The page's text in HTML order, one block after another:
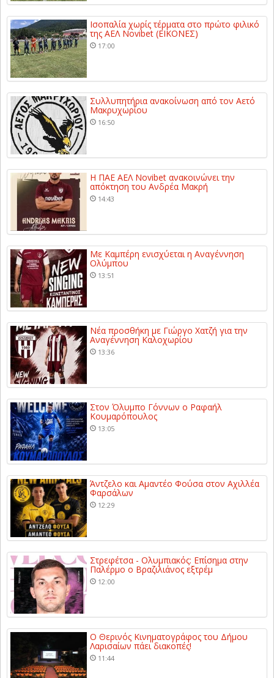
Ισοπαλία χωρίς τέρματα στο πρώτο φιλικό
της ΑΕΛ Novibet (ΕΙΚΟΝΕΣ)
17:00
Συλλυπητήρια ανακοίνωση από τον Αετό
Μακρυχωρίου
16:50
Η ΠΑΕ ΑΕΛ Novibet ανακοινώνει την
απόκτηση του Ανδρέα Μακρή
14:43
Με Καμπέρη ενισχύεται η Αναγέννηση
Ολύμπου
13:51
Νέα προσθήκη με Γιώργο Χατζή για την
Αναγέννηση Καλοχωρίου
13:36
Στον Όλυμπο Γόννων ο Ραφαήλ
Κουμαρόπουλος
13:05
Άντζελο και Αμαντέο Φούσα στον Αχιλλέα
Φαρσάλων
12:29
Στρεφέτσα - Ολυμπιακός: Επίσημα στην
Παλέρμο ο Βραζιλιάνος εξτρέμ
12:00
Ο Θερινός Κινηματογράφος του Δήμου
Λαρισαίων πάει διακοπές!
11:44